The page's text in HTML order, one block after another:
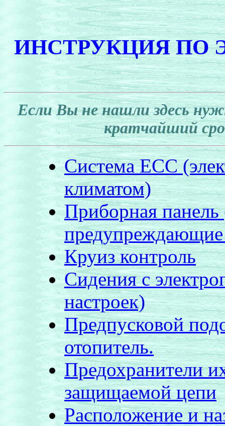
ИНСТРУКЦИЯ ПО
Если Вы не нашли здесь
кратчайший
Система ЕСС
климатом)
Приборная
Круиз контроль
Сидения с
настроек)
Предпусковой
отопитель.
Предохранители
защищаемой цепи
Расположение и